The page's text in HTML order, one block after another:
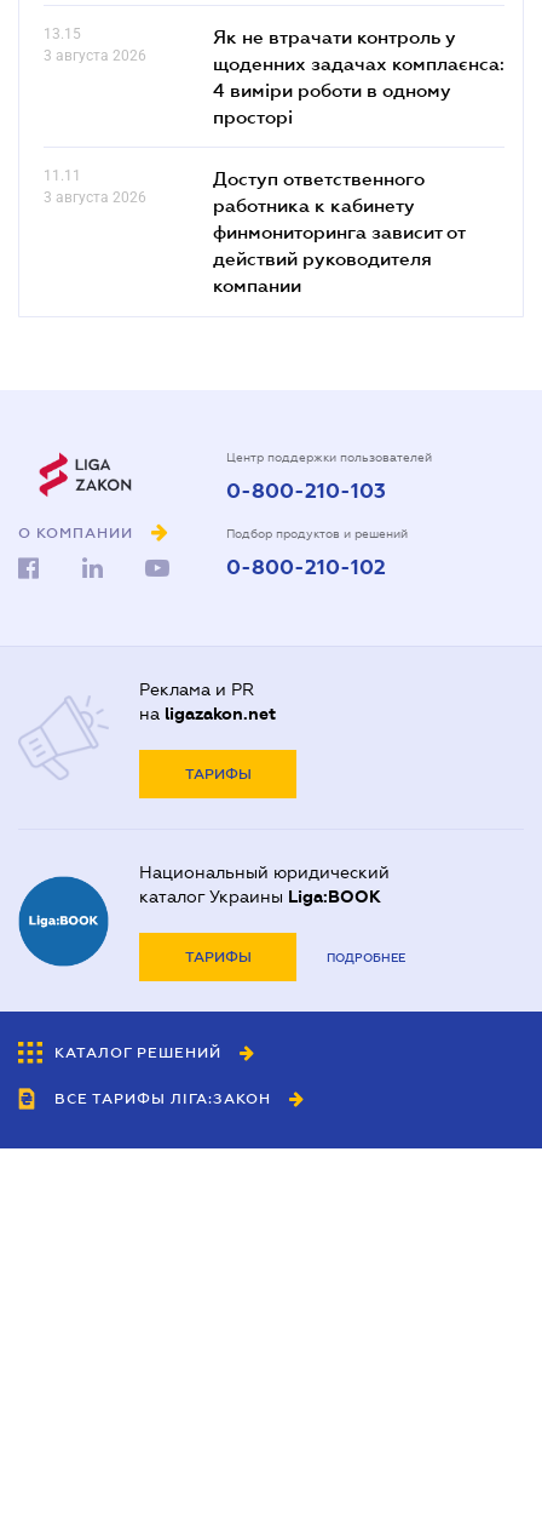
13.15
3 августа 2026
Як не втрачати контроль у
щоденних задачах комплаєнса:
4 виміри роботи в одному
просторі
11.11
3 августа 2026
Доступ ответственного
работника к кабинету
финмониторинга зависит от
действий руководителя
компании
О КОМПАНИИ
Центр поддержки пользователей
0-800-210-103
Подбор продуктов и решений
0-800-210-102
Реклама и PR
на ligazakon.net
ТАРИФЫ
Национальный юридический
каталог Украины Liga:BOOK
ТАРИФЫ ПОДРОБНЕЕ
КАТАЛОГ РЕШЕНИЙ
ВСЕ ТАРИФЫ ЛІГА:ЗАКОН